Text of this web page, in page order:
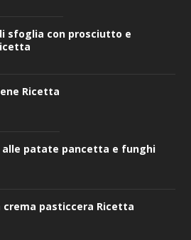
sfoglia con prosciutto e
Ricetta
patate pancetta e funghi
crema pasticcera Ricetta